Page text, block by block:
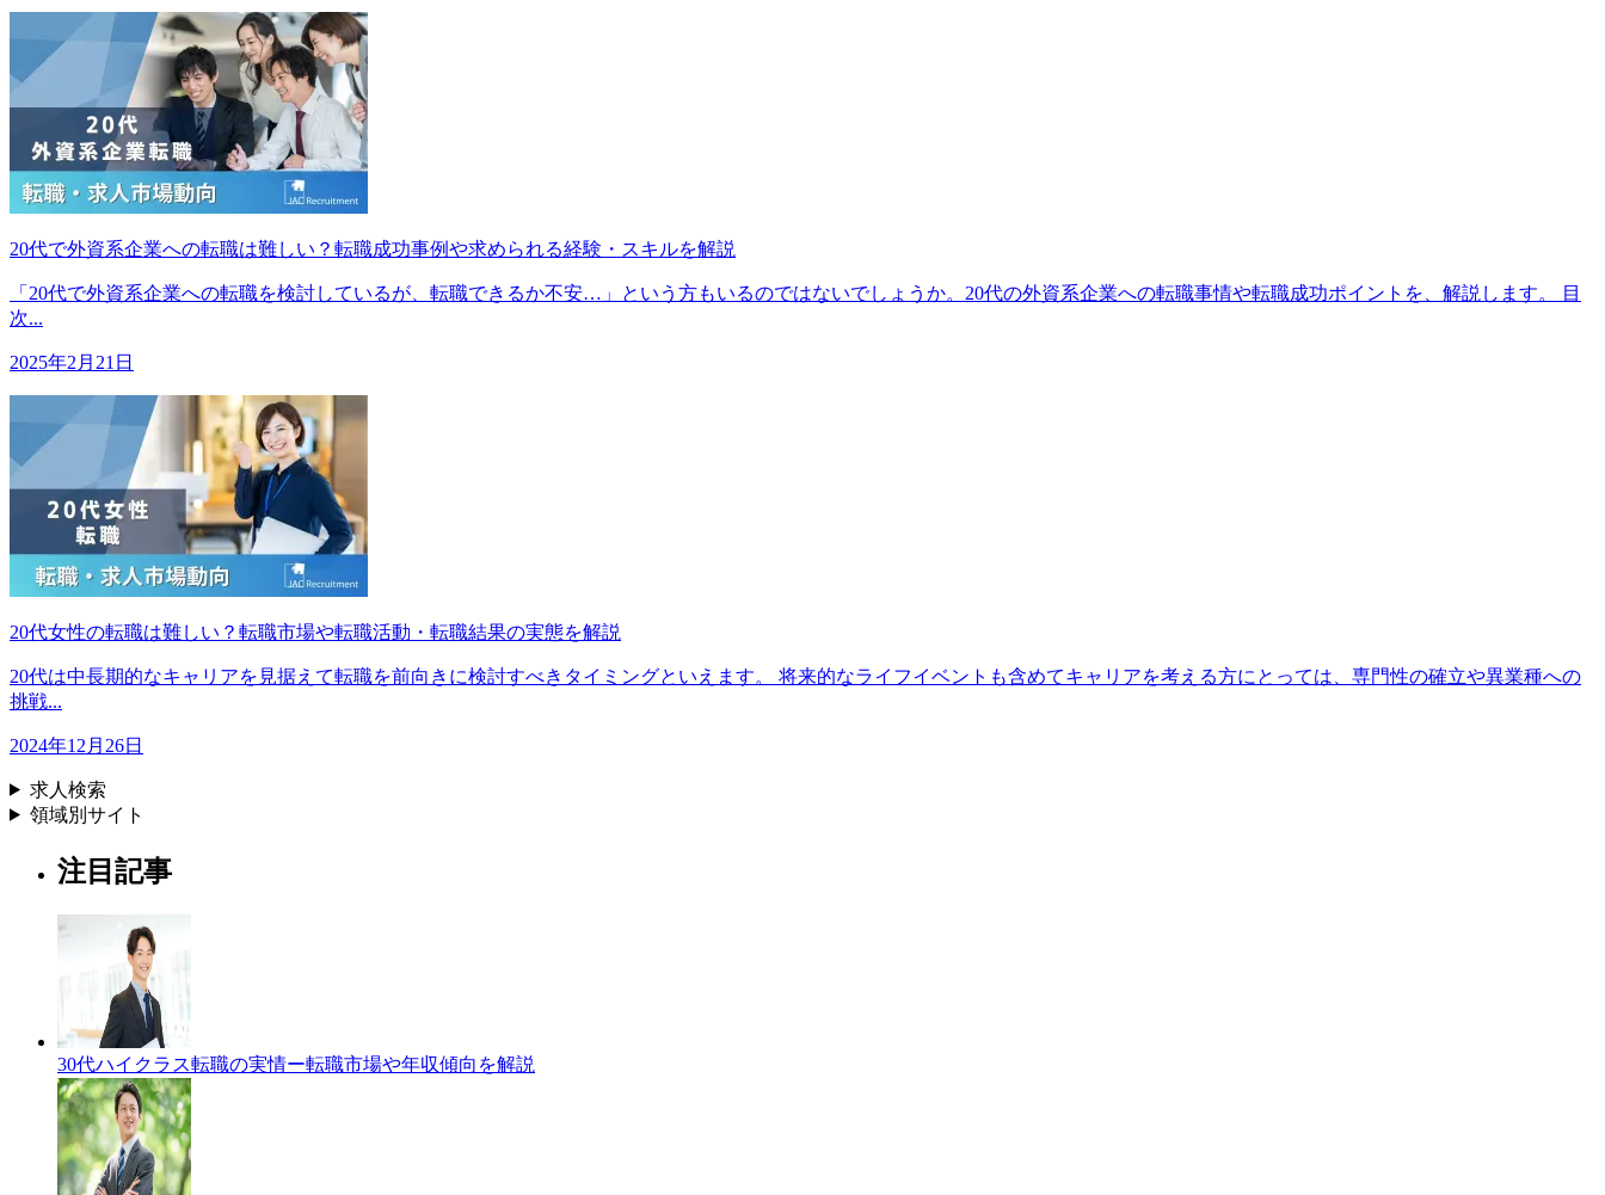
20代で外資系企業への転職は難しい？転職成功事例や求められる経験・スキルを解説
「20代で外資系企業への転職を検討しているが、転職できるか不安…」という方もいるのではないでしょうか。20代の外資系企業への転職事情や転職成功ポイントを、解説します。 目
次...
2025年2月21日
20代女性の転職は難しい？転職市場や転職活動・転職結果の実態を解説
20代は中長期的なキャリアを見据えて転職を前向きに検討すべきタイミングといえます。 将来的なライフイベントも含めてキャリアを考える方にとっては、専門性の確立や異業種への
挑戦...
2024年12月26日
求人検索
領域別サイト
注目記事
30代ハイクラス転職の実情ー転職市場や年収傾向を解説